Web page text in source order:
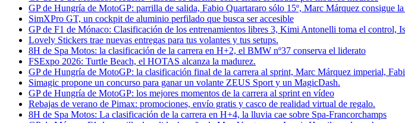
GP de Hungría de MotoGP: parrilla de salida, Fabio Quartararo sólo 15º, Marc Márquez consigue
SimXPro GT, un cockpit de aluminio perfilado que busca ser accesible
GP de F1 de Mónaco: Clasificación de los entrenamientos libres 3, Kimi Antonelli toma el control,
Lovely Stickers trae nuevas entregas para tus volantes y tus setups.
8H de Spa Motos: la clasificación de la carrera en H+2, el BMW nº37 conserva el liderato
FSExpo 2026: Turtle Beach, el HOTAS alcanza la madurez.
GP de Hungría de MotoGP: la clasificación final de la carrera al sprint, Marc Márquez imperial,
Simagic propone un concurso para ganar un volante ZEUS Sport y un MagicDash.
GP de Hungría de MotoGP: los mejores momentos de la carrera al sprint en vídeo
Rebajas de verano de Pimax: promociones, envío gratis y casco de realidad virtual de regalo.
8H de Spa Motos: La clasificación de la carrera en H+4, la lluvia cae sobre Spa-Francorchamps